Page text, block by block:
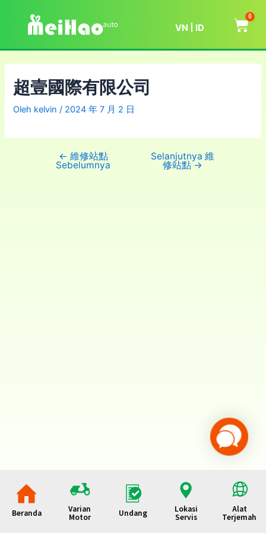
VN ID
0
超壹國際有限公司
Oleh kelvin/ 2024 年 7 月 2 日
← 維修站點
Sebelumnya
Selanjutnya 維
修站點→
Beranda
Varian
Motor
Undang
Lokasi
Servis
Alat
Terjemah